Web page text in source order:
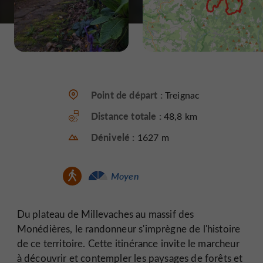
Point de départ : Treignac
Distance totale : 48,8 km
Dénivelé : 1627 m
Moyen
Du plateau de Millevaches au massif des
Monédières, le randonneur s'imprègne de l'histoire
de ce territoire. Cette itinérance invite le marcheur
à découvrir et contempler les paysages de forêts et